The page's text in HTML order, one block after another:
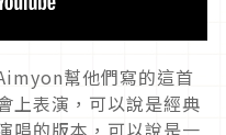
幫他們寫的這首
上表演，可以說是經典